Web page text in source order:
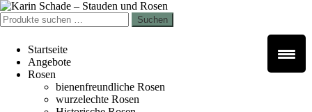
Zur
Navigation
springen
Zum
Inhalt
springen
Suchen
nach:
Suchen
Startseite
Angebote
Rosen
bienenfreundliche Rosen
wurzelechte Rosen